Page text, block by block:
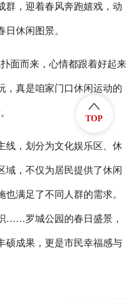
群，迎着春风奔跑嬉戏，动
休闲图景。
而来，心情都跟着好起来
，真是咱家门口休闲运动的
，划分为文化娱乐区、休
域，不仅为居民提供了休闲
满足了不同人群的需求。‌
……罗城公园的春日盛景，
硕成果，更是市民幸福感与
TOP